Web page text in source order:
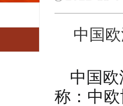
中国
中国
称：中